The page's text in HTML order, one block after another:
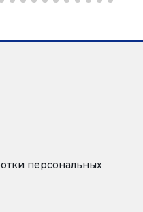
персональных